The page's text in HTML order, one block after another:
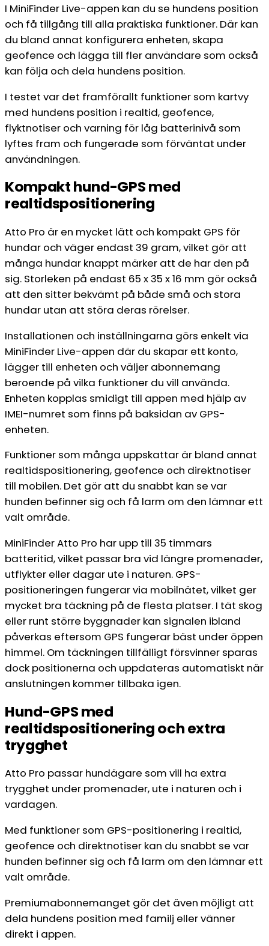
I MiniFinder Live-appen kan du se hundens position
och få tillgång till alla praktiska funktioner. Där kan
du bland annat konfigurera enheten, skapa
geofence och lägga till fler användare som också
kan följa och dela hundens position.
I testet var det framförallt funktioner som kartvy
med hundens position i realtid, geofence,
flyktnotiser och varning för låg batterinivå som
lyftes fram och fungerade som förväntat under
användningen.
Kompakt hund-GPS med
realtidspositionering
Atto Pro är en mycket lätt och kompakt GPS för
hundar och väger endast 39 gram, vilket gör att
många hundar knappt märker att de har den på
sig. Storleken på endast 65 x 35 x 16 mm gör också
att den sitter bekvämt på både små och stora
hundar utan att störa deras rörelser.
Installationen och inställningarna görs enkelt via
MiniFinder Live-appen där du skapar ett konto,
lägger till enheten och väljer abonnemang
beroende på vilka funktioner du vill använda.
Enheten kopplas smidigt till appen med hjälp av
IMEI-numret som finns på baksidan av GPS-
enheten.
Funktioner som många uppskattar är bland annat
realtidspositionering, geofence och direktnotiser
till mobilen. Det gör att du snabbt kan se var
hunden befinner sig och få larm om den lämnar ett
valt område.
MiniFinder Atto Pro har upp till 35 timmars
batteritid, vilket passar bra vid längre promenader,
utflykter eller dagar ute i naturen. GPS-
positioneringen fungerar via mobilnätet, vilket ger
mycket bra täckning på de flesta platser. I tät skog
eller runt större byggnader kan signalen ibland
påverkas eftersom GPS fungerar bäst under öppen
himmel. Om täckningen tillfälligt försvinner sparas
dock positionerna och uppdateras automatiskt när
anslutningen kommer tillbaka igen.
Hund-GPS med
realtidspositionering och extra
trygghet
Atto Pro passar hundägare som vill ha extra
trygghet under promenader, ute i naturen och i
vardagen.
Med funktioner som GPS-positionering i realtid,
geofence och direktnotiser kan du snabbt se var
hunden befinner sig och få larm om den lämnar ett
valt område.
Premiumabonnemanget gör det även möjligt att
dela hundens position med familj eller vänner
direkt i appen.